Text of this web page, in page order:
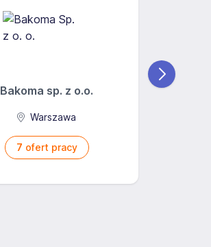
Bakoma sp. z o.o.
Warszawa
7 ofert pracy